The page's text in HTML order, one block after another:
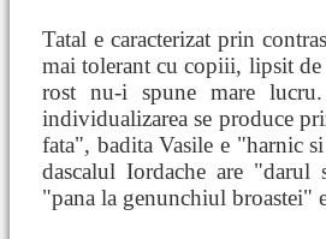
Tatal e caracterizat prin
mai tolerant cu copiii, lipsit de
rost nu-i spune mare
individualizarea se produce
fata", badita Vasile e "harnic
dascalul Iordache are
"pana la genunchiul broastei"